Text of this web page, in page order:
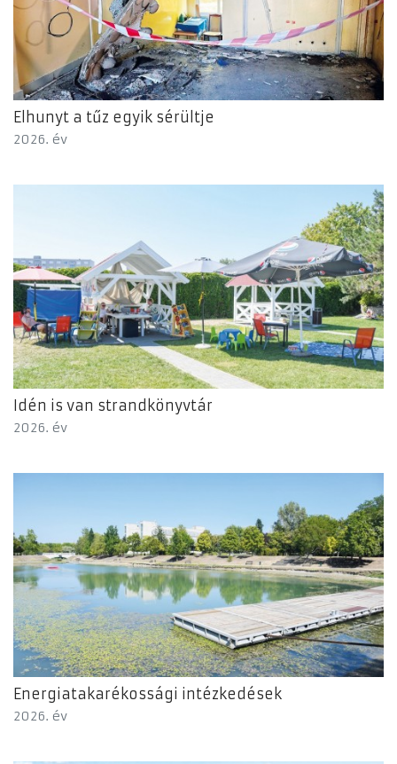
Elhunyt a tűz egyik sérültje
2026. év
Idén is van strandkönyvtár
2026. év
Energiatakarékossági intézkedések
2026. év